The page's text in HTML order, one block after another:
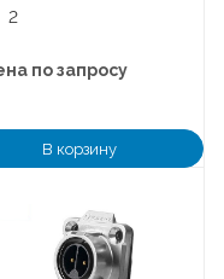
2
по запросу
В корзину